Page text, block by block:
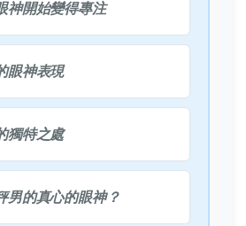
神開始變得專注
眼神表現
獨特之處
男的真心的眼神？